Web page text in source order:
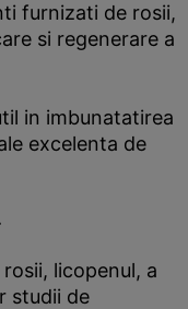
furnizati de rosii,
si regenerare a
in imbunatatirea
excelenta de
licopenul, a
studii de